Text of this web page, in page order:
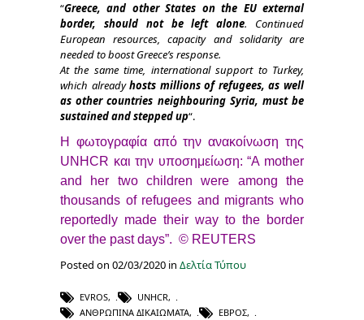
“Greece, and other States on the EU external
border, should not be left alone. Continued
European resources, capacity and solidarity are
needed to boost Greece’s response.
At the same time, international support to Turkey,
which alreadyhosts millions of refugees, as well
as other countries neighbouring Syria, must be
sustained and stepped up“.
H φωτογραφία από την ανακοίνωση της
UNHCR και την υποσημείωση: “A mother
and her two children were among the
thousands of refugees and migrants who
reportedly made their way to the border
over the past days”. © REUTERS
Posted on 02/03/2020 in Δελτία Τύπου
EVROS, UNHCR,
ΑΝΘΡΏΠΙΝΑ ΔΙΚΑΙΏΜΑΤΑ, ΈΒΡΟΣ,